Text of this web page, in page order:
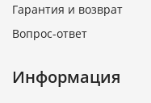
Гарантия и возврат
Вопрос-ответ
Информация